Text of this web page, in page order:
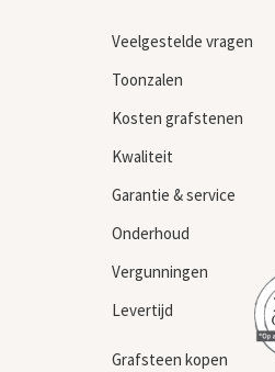
Veelgestelde vragen
Toonzalen
Kosten grafstenen
Kwaliteit
Garantie & service
Onderhoud
Vergunningen
Levertijd
Grafsteen kopen